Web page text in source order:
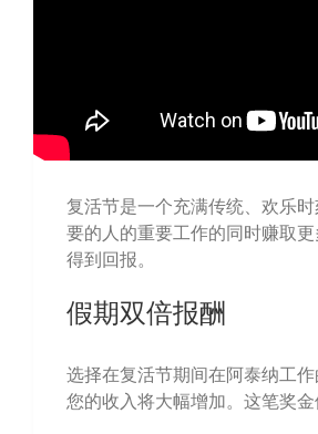
复活节是一个充满传统、欢乐
要的人的重要工作的同时赚取更
得到回报。
假期双倍报酬
选择在复活节期间在阿泰纳工
您的收入将大幅增加。这笔奖